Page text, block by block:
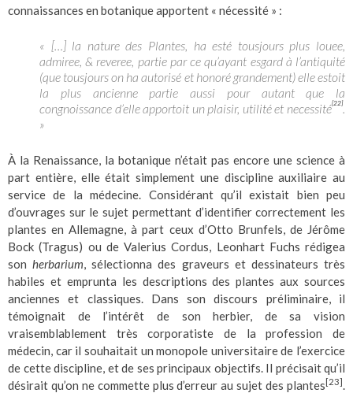
connaissances en botanique apportent « nécessité » :
« […] la nature des Plantes, ha esté tousjours plus louee,
admiree, & reveree, partie par ce qu’ayant esgard à l’antiquité
(que tousjours on ha autorisé et honoré grandement) elle estoit
la plus ancienne partie aussi pour autant que la
congnoissance d’elle apportoit un plaisir, utilité et necessité[22]
»
À la Renaissance, la botanique n’était pas encore une science à
part entière, elle était simplement une discipline auxiliaire au
service de la médecine. Considérant qu’il existait bien peu
d’ouvrages sur le sujet permettant d’identifier correctement les
plantes en Allemagne, à part ceux d’Otto Brunfels, de Jérôme
Bock (Tragus) ou de Valerius Cordus, Leonhart Fuchs rédigea
sonherbarium, sélectionna des graveurs et dessinateurs très
habiles et emprunta les descriptions des plantes aux sources
anciennes et classiques. Dans son discours préliminaire, il
témoignait de l’intérêt de son herbier, de sa vision
vraisemblablement très corporatiste de la profession de
médecin, car il souhaitait un monopole universitaire de l’exercice
de cette discipline, et de ses principaux objectifs. Il précisait qu’il
désirait qu’on ne commette plus d’erreur au sujet des plantes [23].